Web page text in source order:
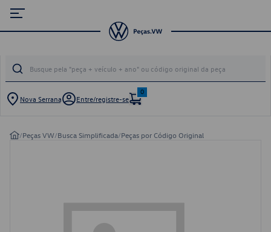
Nova Serrana Entre/registre-se
0
/Peças VW/Busca Simplificada/Peças por Código Original